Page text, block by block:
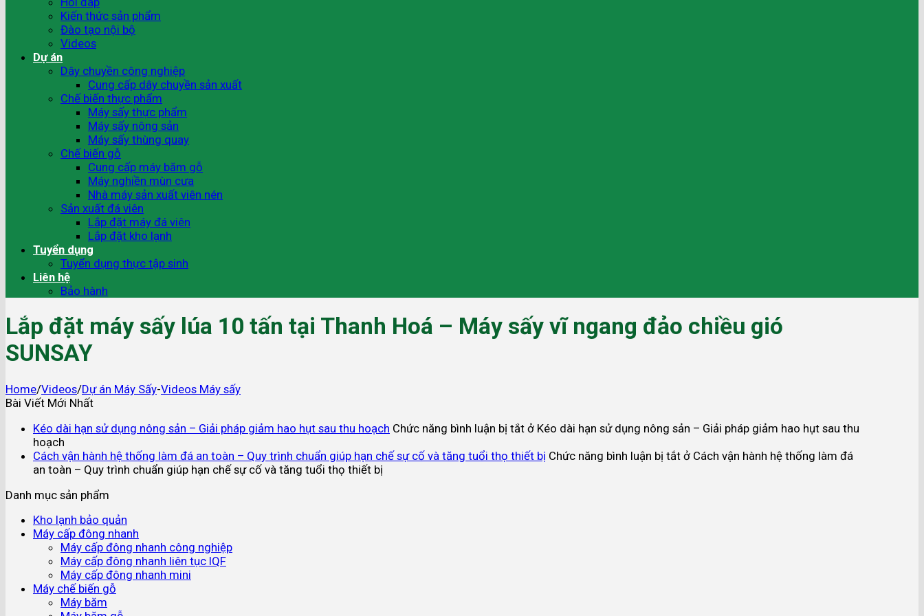
Kiến thức sản phẩm
Đào tạo nội bộ
Videos
Dự án
Dây chuyền công nghiệp
Cung cấp dây chuyền sản xuất
Chế biến thực phẩm
Máy sấy thực phẩm
Máy sấy nông sản
Máy sấy thùng quay
Chế biến gỗ
Cung cấp máy băm gỗ
Máy nghiền mùn cưa
Nhà máy sản xuất viên nén
Sản xuất đá viên
Lắp đặt máy đá viên
Lắp đặt kho lạnh
Tuyển dụng
Tuyển dụng thực tập sinh
Liên hệ
Bảo hành
Lắp đặt máy sấy lúa 10 tấn tại Thanh Hoá – Máy sấy vĩ ngang đảo chiều gió
SUNSAY
Home/Videos/Dự án Máy Sấy-Videos Máy sấy
Bài Viết Mới Nhất
Kéo dài hạn sử dụng nông sản – Giải pháp giảm hao hụt sau thu hoạch Chức năng bình luận bị tắt ở Kéo dài hạn sử dụng nông sản – Giải pháp giảm hao hụt sau thu
hoạch
Cách vận hành hệ thống làm đá an toàn – Quy trình chuẩn giúp hạn chế sự cố và tăng tuổi thọ thiết bị Chức năng bình luận bị tắt ở Cách vận hành hệ thống làm đá
an toàn – Quy trình chuẩn giúp hạn chế sự cố và tăng tuổi thọ thiết bị
Danh mục sản phẩm
Kho lạnh bảo quản
Máy cấp đông nhanh
Máy cấp đông nhanh công nghiệp
Máy cấp đông nhanh liên tục IQF
Máy cấp đông nhanh mini
Máy chế biến gỗ
Máy băm